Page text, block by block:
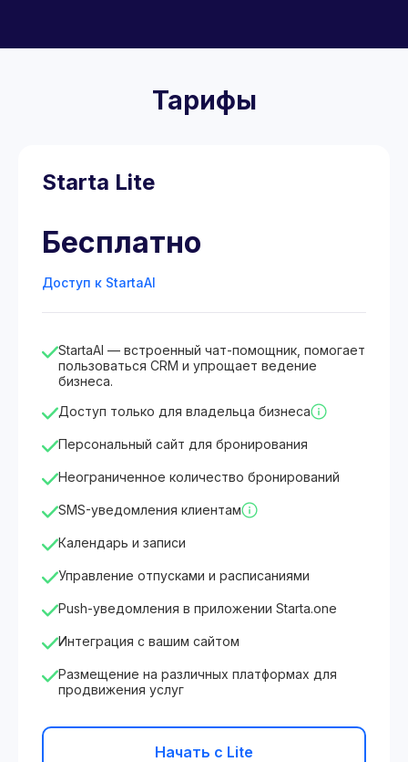
Тарифы
Starta Lite
Бесплатно
Доступ к StartaAI
StartaAI — встроенный чат-помощник, помогает
пользоваться CRM и упрощает ведение
бизнеса.
Доступ только для владельца бизнеса
Персональный сайт для бронирования
Неограниченное количество бронирований
SMS-уведомления клиентам
Календарь и записи
Управление отпусками и расписаниями
Push-уведомления в приложении Starta.one
Интеграция с вашим сайтом
Размещение на различных платформах для
продвижения услуг
Начать с Lite